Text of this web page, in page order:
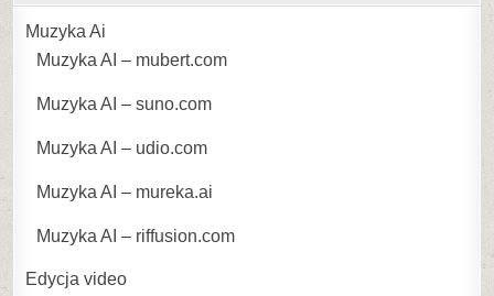
Muzyka Ai
Muzyka AI – mubert.com
Muzyka AI – suno.com
Muzyka AI – udio.com
Muzyka AI – mureka.ai
Muzyka AI – riffusion.com
Edycja video